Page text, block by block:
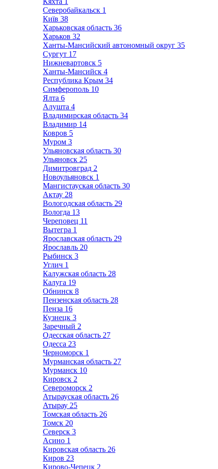
Северобайкальск 1
Київ 38
Харьковская область 36
Харьков 32
Ханты-Мансийский автономный округ 35
Сургут 17
Нижневартовск 5
Ханты-Мансийск 4
Республика Крым 34
Симферополь 10
Ялта 6
Алушта 4
Владимирская область 34
Владимир 14
Ковров 5
Муром 3
Ульяновская область 30
Ульяновск 25
Димитровград 2
Новоульяновск 1
Мангистауская область 30
Актау 28
Вологодская область 29
Вологда 13
Череповец 11
Вытегра 1
Ярославская область 29
Ярославль 20
Рыбинск 3
Углич 1
Калужская область 28
Калуга 19
Обнинск 8
Пензенская область 28
Пенза 16
Кузнецк 3
Заречный 2
Одесская область 27
Одесса 23
Черноморск 1
Мурманская область 27
Мурманск 10
Кировск 2
Североморск 2
Атырауская область 26
Атырау 25
Томская область 26
Томск 20
Северск 3
Асино 1
Кировская область 26
Киров 23
Кирово-Чепецк 2